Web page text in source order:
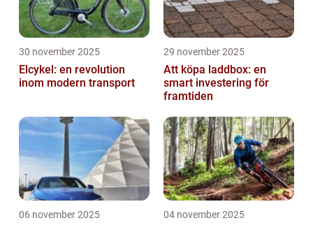
30 november 2025
Elcykel: en revolution
inom modern transport
29 november 2025
Att köpa laddbox: en
smart investering för
framtiden
06 november 2025 04 november 2025